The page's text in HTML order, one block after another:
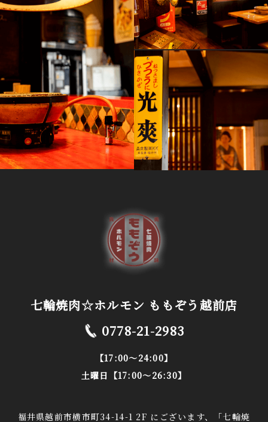
七輪焼肉☆ホルモン ももぞう越前店
0778-21-2983
【17:00～24:00】
土曜日【17:00～26:30】
福井県越前市横市町34-14-1 2F にございます、「七輪焼